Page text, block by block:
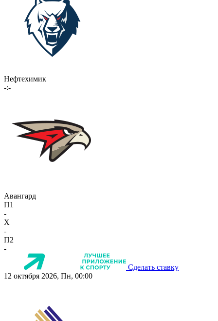
Нефтехимик
-:-
Авангард
П1
-
X
-
П2
-
Сделать ставку
12 октября 2026, Пн, 00:00